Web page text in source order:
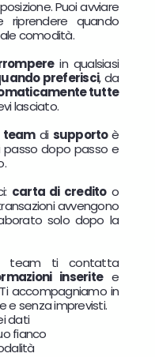
Puoi avviare
quando
comodità.
in qualsiasi
preferisci, da
tutte
lasciato.
teamdi supportoè
dopo passo e
carta di creditoo
avvengono
solo dopo la
team ti contatta
inseritee
accompagniamo in
e senza imprevisti.
dati
fianco